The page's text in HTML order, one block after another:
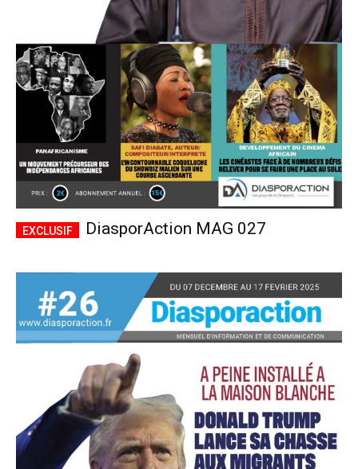
Plans d'abonnement
DiasporAction MAG 027